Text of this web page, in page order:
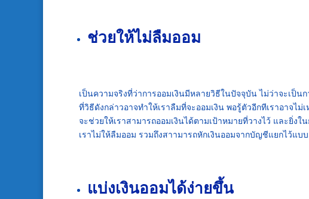
ช่วยให้ไม่ลืมออม
เป็นความจริงที่ว่าการออมเงินมีหลายวิธีในปัจจุบัน ไม่ว่าจะเป็
ที่วิธีดังกล่าวอาจทำให้เราลืมที่จะออมเงิน พอรู้ตัวอีกทีเราอาจไ
จะช่วยให้เราสามารถออมเงินได้ตามเป้าหมายที่วางไว้ และยิ่งใ
เราไม่ให้ลืมออม รวมถึงสาามารถหักเงินออมจากบัญชีแยกไว้แบ
แบ่งเงินออมได้ง่ายขึ้น